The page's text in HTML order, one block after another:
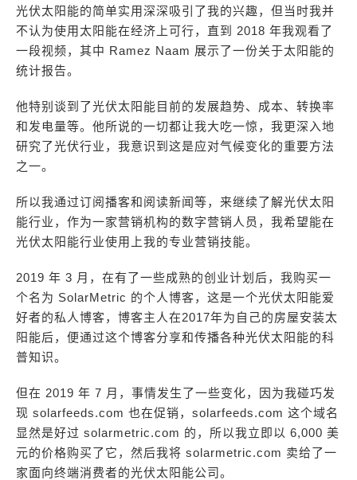
光伏太阳能的简单实用深深吸引了我的兴趣，但当时我并
不认为使用太阳能在经济上可行，直到 2018 年我观看了
一段视频，其中 Ramez Naam 展示了一份关于太阳能的
统计报告。
他特别谈到了光伏太阳能目前的发展趋势、成本、转换率
和发电量等。他所说的一切都让我大吃一惊，我更深入地
研究了光伏行业，我意识到这是应对气候变化的重要方法
之一。
所以我通过订阅播客和阅读新闻等，来继续了解光伏太阳
能行业，作为一家营销机构的数字营销人员，我希望能在
光伏太阳能行业使用上我的专业营销技能。
2019 年 3 月，在有了一些成熟的创业计划后，我购买一
个名为 SolarMetric 的个人博客，这是一个光伏太阳能爱
好者的私人博客，博客主人在2017年为自己的房屋安装太
阳能后，便通过这个博客分享和传播各种光伏太阳能的科
普知识。
但在 2019 年 7 月，事情发生了一些变化，因为我碰巧发
现 solarfeeds.com 也在促销，solarfeeds.com 这个域名
显然是好过 solarmetric.com 的，所以我立即以 6,000 美
元的价格购买了它，然后我将 solarmetric.com 卖给了一
家面向终端消费者的光伏太阳能公司。